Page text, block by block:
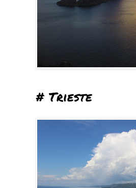
# Trieste